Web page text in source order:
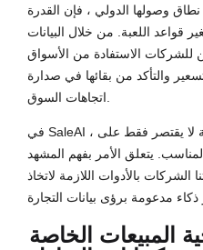
وصولها الدولي ، فإن القدرة
قواعد اللعبة. من خلال البيانات
للشركات الاستفادة من الأسواق
والتأكد من بقائها في صدارة
اتجاهات السوق.
في SaleAI ، نتفهم أن نجاح المبيعات العالمية لا يقتصر فقط على
يتعلق الأمر بفهم المشهد
الشركات بالأدوات اللازمة لاتخاذ
المبيعات الخاصة